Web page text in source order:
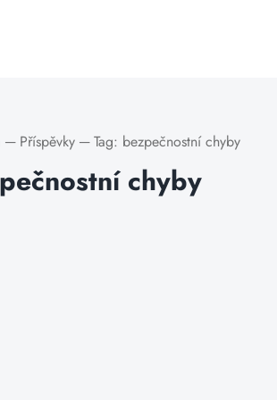
─ Příspěvky ─ Tag: bezpečnostní chyby
chyby